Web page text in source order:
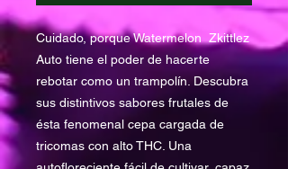
Cuidado, porque Watermelon Zkittlez
Auto tiene el poder de hacerte
rebotar como un trampolín. Descubra
sus distintivos sabores frutales de
ésta fenomenal cepa cargada de
tricomas con alto THC. Una